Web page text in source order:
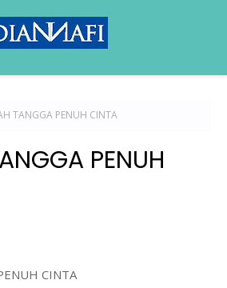
TANGGA PENUH CINTA
PENUH
CINTA